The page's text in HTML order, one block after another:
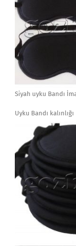
Siyah uyku Bandı
Uyku Bandı kalınlığı